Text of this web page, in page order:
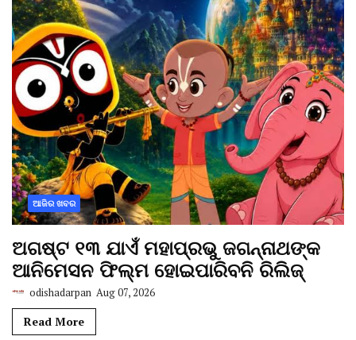
ଆଜିର ଖବର
ଅଗଷ୍ଟ ୧୩ ଯାଏଁ ମହାପ୍ରଭୁ ଜଗନ୍ନାଥଙ୍କ
ଆନିମେସନ ଫିଲ୍ମ ହୋଇପାରିବନି ରିଲିଜ୍
odishadarpan Aug 07, 2026
Read More